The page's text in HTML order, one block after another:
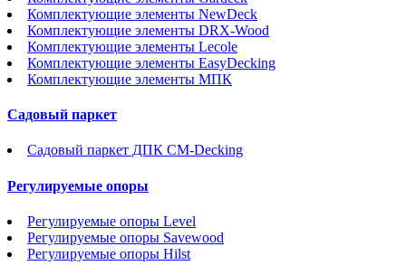
Комплектующие элементы NewDeck
Комплектующие элементы DRX-Wood
Комплектующие элементы Lecole
Комплектующие элементы EasyDecking
Комплектующие элементы МПК
Садовый паркет
Садовый паркет ДПК CM-Decking
Регулируемые опоры
Регулируемые опоры Level
Регулируемые опоры Savewood
Регулируемые опоры Hilst